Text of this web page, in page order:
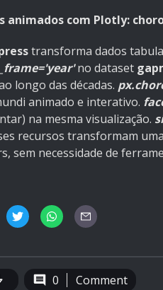
animados com Plotly:
transforma dados
no dataset
longo das décadas.
animado e interativo.
na mesma visualização.
recursos transformam
sem necessidade de
0 Comment